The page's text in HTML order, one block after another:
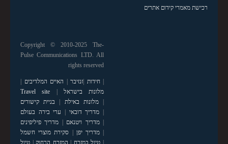
רכישת מאמרי קידום אתרים
Copyright © 2010-2025 The-
Pulse Communications LTD. All
rights reserved
|חידות |זנזיבר | האיים המלדיבים |
מלונות בישראל |
Travel site
|מלונות באילת | בניית קישורים
| מדריך דובאי | ערי בירה בעולם
|מדריך ויטנאם | מדריך פיליפינים
|מדריך יפן | סקירת מוצרי חשמל
| טיול במזרח | המזרח הרחוק| טיול